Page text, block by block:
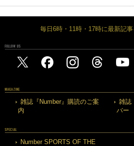
毎日6時・11時・17時に最新記
FOLLOW US
MAGAZINE
雑誌『Number』購読のご案
内
雑誌
バー
SPECIAL
Number SPORTS OF THE